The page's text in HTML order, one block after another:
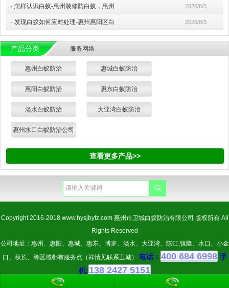
· 怎样认识白蚁-惠州装修防白蚁，惠州 2026/8/3
· 发现白蚁如何应对处理-惠州惠阳区白 2026/8/3
产品分类 服务网络
惠州白蚁防治 惠城白蚁防治
惠阳白蚁防治 惠东白蚁防治
淡水白蚁防治 大亚湾白蚁防治
惠州水口白蚁防治公司
查看更多产品>>
Copyright 2016-2018 www.hysjbyfz.com惠州市卫城白蚁防治有限公司 版权所有 All
Rights Reserved
公司地址：惠州、惠阳、惠城、惠东、博罗、淡水、大亚湾、陈江,镇隆、水口、小金
口、秋长、等区域都有服务点（祥情见联系卫城）
电话： 400 684 6998 手
机:138 2427 5151